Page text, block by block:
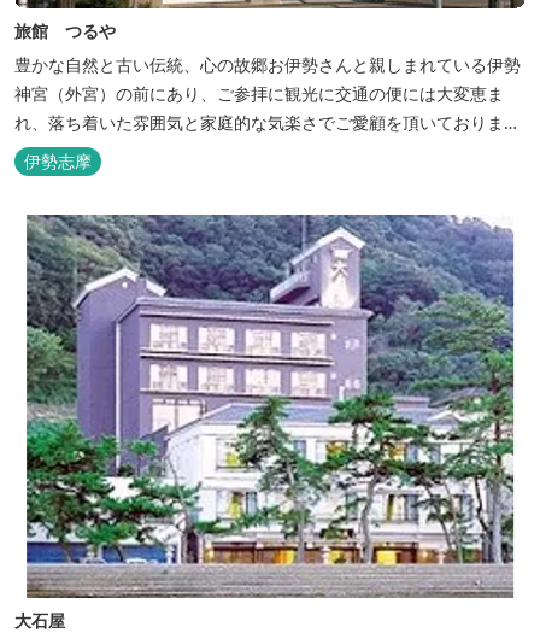
旅館 つるや
豊かな自然と古い伝統、心の故郷お伊勢さんと親しまれている伊勢
神宮（外宮）の前にあり、ご参拝に観光に交通の便には大変恵ま
れ、落ち着いた雰囲気と家庭的な気楽さでご愛顧を頂いておりま
す。
伊勢志摩
大石屋